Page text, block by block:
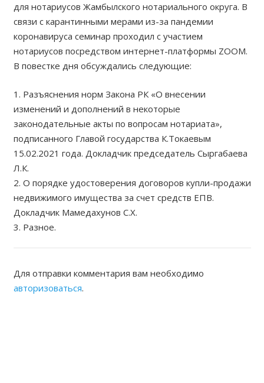
для нотариусов Жамбылского нотариального округа. В
связи с карантинными мерами из-за пандемии
коронавируса семинар проходил с участием
нотариусов посредством интернет-платформы ZOOM.
В повестке дня обсуждались следующие:
1. Разъяснения норм Закона РК «О внесении
изменений и дополнений в некоторые
законодательные акты по вопросам нотариата»,
подписанного Главой государства К.Токаевым
15.02.2021 года. Докладчик председатель Сыргабаева
Л.К.
2. О порядке удостоверения договоров купли-продажи
недвижимого имущества за счет средств ЕПВ.
Докладчик Мамедахунов С.Х.
3. Разное.
Для отправки комментария вам необходимо
авторизоваться.